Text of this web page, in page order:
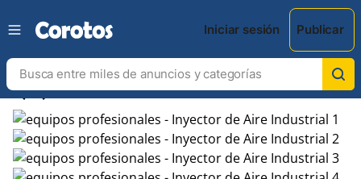
Iniciar sesión Publicar
chevron_leftchevron_right